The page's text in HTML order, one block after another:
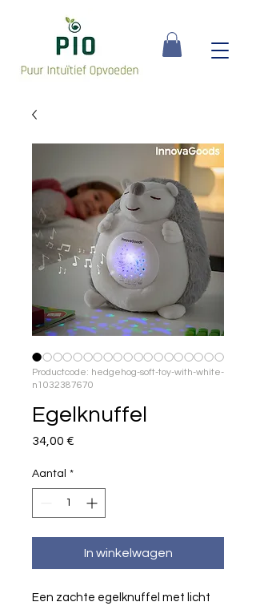
Productcode: hedgehog-soft-toy-with-white-
n1032387670
Egelknuffel
34,00 €
Aantal *
In winkelwagen
Een zachte egelknuffel met licht